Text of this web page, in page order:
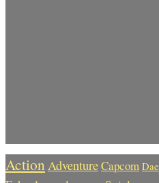
Action AdventureCapcom